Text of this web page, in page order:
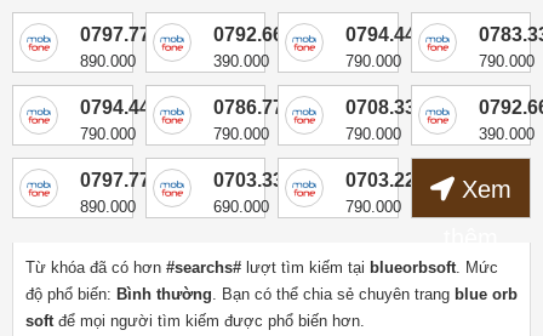
0797.77.88.33
890.000
0792.666.144
390.000
0794.44.66.00
790.000 790.000
0794.44.55.33
790.000
0786.77.66.44
790.000
0708.33.77.55
790.000 390.000
0797.77.11.99
890.000
0703.33.66.44
690.000
0703.22.99.55
790.000
Xem
Từ khóa đã có hơn #searchs# lượt tìm kiếm tại blueorbsoft. Mức
độ phổ biến: Bình thường. Bạn có thể chia sẻ chuyên trang blue orb
softđể mọi người tìm kiếm được phổ biến hơn.